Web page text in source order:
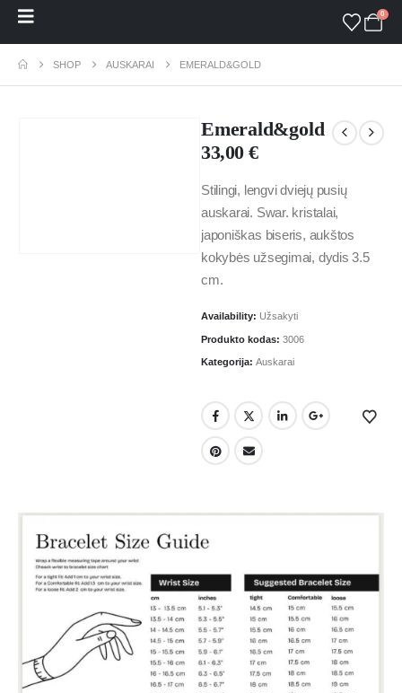
0
SHOP AUSKARAI EMERALD&GOLD
Emerald&gold
33,00€
Stilingi, lengvi dviejų pusių
auskarai. Swar. kristalai,
japoniškas biseris, aukštos
kokybės užsegimai, dydis 3.5
cm.
Availability: Užsakyti
Produkto kodas: 3006
Kategorija: Auskarai